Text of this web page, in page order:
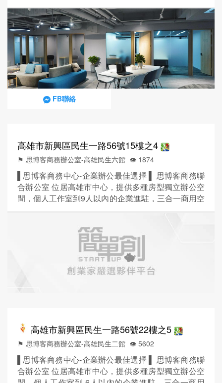
租享免費工商登記，貼心為您省下裝潢的時間及成本
▌外商及老闆最愛 1.提供員工精品咖啡及茶水點心吧
2.水電費及管理費 3.提供預約每週清潔打掃 4.信件代
收及會議室安排 5.不定期...
FB聯絡
高雄市新興區民生一路56號15樓之4
⚑ 思博客商務辦公室-高雄民生六館 👁️‍ 1874
▌思博客商務中心-企業辦公最佳選擇 ▌ 思博客商務聯
合辦公室 位居高雄市中心，提供多種房型獨立辦公空
間，個人工作室到9人以內的企業進駐，三合一商用空
路、冷氣(9:00-18:00)、咖啡茶水、小點心及管理費一
價全包 ! ■時尚輕工業風格裝潢設計，擺脫老式辦公室
的束縛，室內空間寬敞舒適！ ■尊皇大氣的...
高雄市新興區民生一路56號22樓之5
⚑ 思博客商務辦公室-高雄民生二館 👁️‍ 5602
▌思博客商務中心-企業辦公最佳選擇 ▌ 思博客商務聯
合辦公室 位居高雄市中心，提供多種房型獨立辦公空